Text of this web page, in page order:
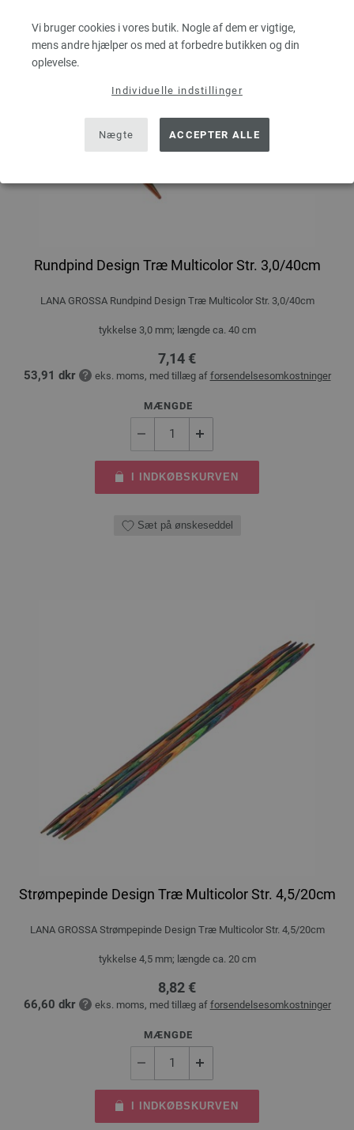
Vi bruger cookies i vores butik. Nogle af dem er vigtige,
mens andre hjælper os med at forbedre butikken og din
oplevelse.
Individuelle indstillinger
Nægte ACCEPTER ALLE
Rundpind Design Træ Multicolor Str. 3,0/40cm
LANA GROSSA Rundpind Design Træ Multicolor Str. 3,0/40cm
tykkelse 3,0 mm; længde ca. 40 cm
7,14 €
53,91 dkr eks. moms, med tillæg af forsendelsesomkostninger
MÆNGDE
I INDKØBSKURVEN
Sæt på ønskeseddel
Strømpepinde Design Træ Multicolor Str. 4,5/20cm
LANA GROSSA Strømpepinde Design Træ Multicolor Str. 4,5/20cm
tykkelse 4,5 mm; længde ca. 20 cm
8,82 €
66,60 dkr eks. moms, med tillæg af forsendelsesomkostninger
MÆNGDE
I INDKØBSKURVEN